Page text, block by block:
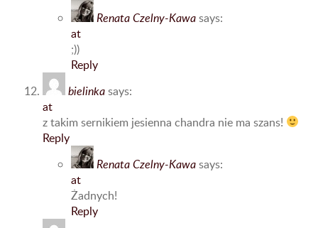
Renata Czelny-Kawasays:
at
;))
Reply
bielinkasays:
at
z takim sernikiem jesienna chandra nie ma szans!
Reply
Renata Czelny-Kawasays:
at
Żadnych!
Reply